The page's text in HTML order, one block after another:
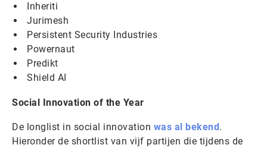
Inheriti
Jurimesh
Persistent Security Industries
Powernaut
Predikt
Shield AI
Social Innovation of the Year
De longlist in social innovation was al bekend.
Hieronder de shortlist van vijf partijen die tijdens de